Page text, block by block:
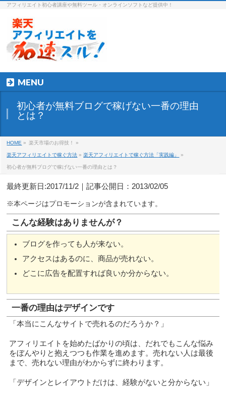
アフィリエイト初心者講座や無料ツール・オンラインソフトなど提供中！
MENU
初心者が無料ブログで稼げない一番の理由
とは？
HOME » 楽天市場のお得技！ »
楽天アフィリエイトで稼ぐ方法 »楽天アフィリエイトで稼ぐ方法「実践編」 »
初心者が無料ブログで稼げない一番の理由とは？
最終更新日:2017/11/2｜記事公開日：2013/02/05
こんな経験はありませんが？
ブログを作っても人が来ない。
アクセスはあるのに、商品が売れない。
どこに広告を配置すれば良いか分からない。
一番の理由はデザインです
「本当にこんなサイトで売れるのだろうか？」
アフィリエイトを始めたばかりの頃は、だれでもこんな悩み
をぼんやりと抱えつつも作業を進めます。売れない人は最後
まで、売れない理由がわからずに終わります。
「デザインとレイアウトだけは、経験がないと分からない」